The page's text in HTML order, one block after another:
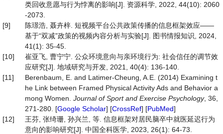
类回收意愿与行为悖离的影响[J]. 资源科学, 2022, 44(10): 2060
-2073.
[9]
陈璟浩, 聂卉梓. 短视频平台公共政策传播的信息框架效应——
基于“双减”政策的视频内容分析与实验[J]. 图书情报知识, 2024,
41(1): 35-45.
[10]
崔亚飞, 曹宁宁. 公众环境意向与亲环境行为: 社会信任的调节效
应研究[J]. 地域研究与开发, 2021, 40(4): 136-140.
[11]
Berenbaum, E. and Latimer-Cheung, A.E. (2014) Examining t
he Link between Framed Physical Activity Ads and Behavior a
mong Women. Journal of Sport and Exercise Psychology, 36,
271-280. [Google Scholar] [CrossRef] [PubMed]
[12]
王芬, 张绮珊, 孙兴兰, 等. 信息框架对居民脑卒中就医延迟行为
意向的影响研究[J]. 中国全科医学, 2023, 26(1): 64-73.